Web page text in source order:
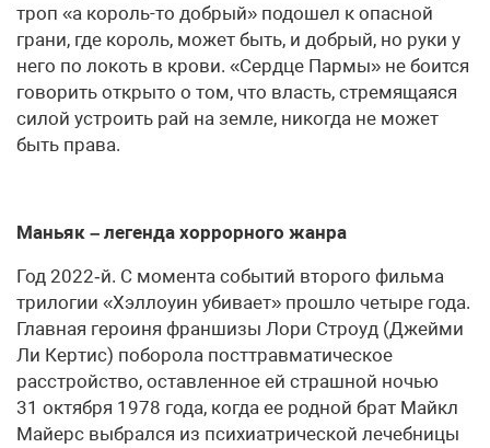
троп «а король-то добрый» подошел к опасной
грани, где король, может быть, и добрый, но руки у
него по локоть в крови. «Сердце Пармы» не боится
говорить открыто о том, что власть, стремящаяся
силой устроить рай на земле, никогда не может
быть права.
Маньяк – легенда хоррорного жанра
Год 2022‑й. С момента событий второго фильма
трилогии «Хэллоуин убивает» прошло четыре года.
Главная героиня франшизы Лори Строуд (Джейми
Ли Кертис) поборола посттравматическое
расстройство, оставленное ей страшной ночью
31 октября 1978 года, когда ее родной брат Майкл
Майерс выбрался из психиатрической лечебницы